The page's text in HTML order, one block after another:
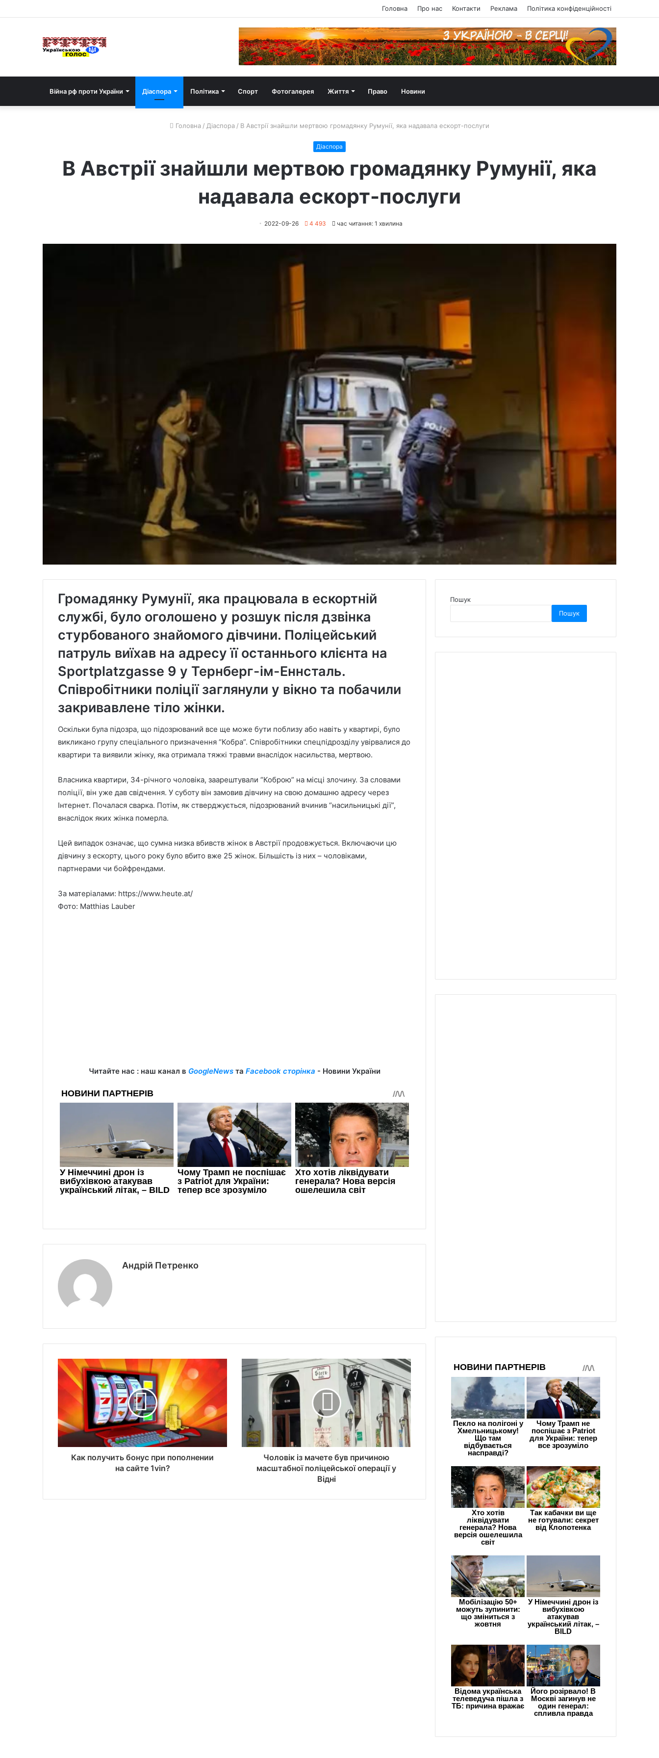
Головна Про нас Контакти Реклама Політика конфіденційності
Війна рф проти України Діаспора Політика Спорт Фотогалерея Життя Право Новини
Головна / Діаспора / В Австрії знайшли мертвою громадянку Румунії, яка надавала ескорт-послуги
Діаспора
В Австрії знайшли мертвою громадянку Румунії, яка
надавала ескорт-послуги
2022-09-26 4 493 час читання: 1 хвилина
Громадянку Румунії, яка працювала в ескортній
службі, було оголошено у розшук після дзвінка
стурбованого знайомого дівчини. Поліцейський
патруль виїхав на адресу її останнього клієнта на
Sportplatzgasse 9 у Тернберг-ім-Еннсталь.
Співробітники поліції заглянули у вікно та побачили
закривавлене тіло жінки.
Оскільки була підозра, що підозрюваний все ще може бути поблизу або навіть у квартирі, було
викликано групу спеціального призначення “Кобра”. Співробітники спецпідрозділу увірвалися до
квартири та виявили жінку, яка отримала тяжкі травми внаслідок насильства, мертвою.
Власника квартири, 34-річного чоловіка, заарештували “Коброю” на місці злочину. За словами
поліції, він уже дав свідчення. У суботу він замовив дівчину на свою домашню адресу через
Інтернет. Почалася сварка. Потім, як стверджується, підозрюваний вчинив “насильницькі дії”,
внаслідок яких жінка померла.
Цей випадок означає, що сумна низка вбивств жінок в Австрії продовжується. Включаючи цю
дівчину з ескорту, цього року було вбито вже 25 жінок. Більшість із них – чоловіками,
партнерами чи бойфрендами.
За матеріалами: https://www.heute.at/
Фото: Matthias Lauber
Читайте нас : наш канал в GoogleNewsта Facebook сторінка - Новини України
Андрій Петренко
Как получить бонус при пополнении
на сайте 1vin?
Чоловік із мачете був причиною
масштабної поліцейської операції у
Відні
Пошук
Пошук